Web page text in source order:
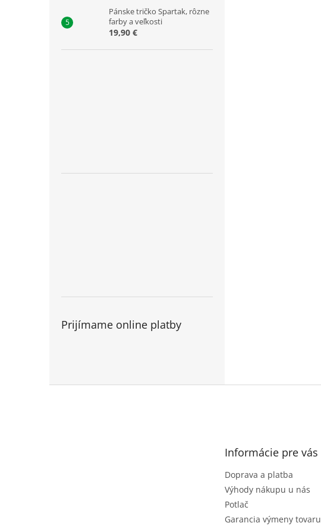
Pánske tričko Spartak, rôzne
farby a veľkosti
19,90 €
Prijímame online platby
Informácie pre vás
Doprava a platba
Výhody nákupu u nás
Potlač
Garancia výmeny tovaru